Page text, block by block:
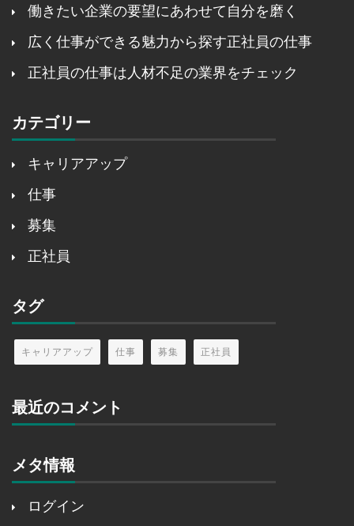
働きたい企業の要望にあわせて自分を磨く
広く仕事ができる魅力から探す正社員の仕事
正社員の仕事は人材不足の業界をチェック
カテゴリー
キャリアアップ
仕事
募集
正社員
タグ
キャリアアップ 仕事 募集 正社員
最近のコメント
メタ情報
ログイン